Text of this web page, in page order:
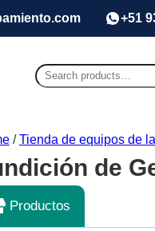
+51
Search
for:
/Tienda de equipos de
de
Productos